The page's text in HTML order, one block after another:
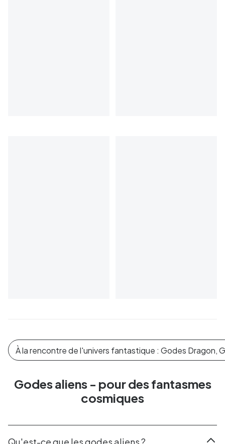
À la rencontre de l'univers fantastique : Godes Dragon,
Godes aliens - pour des fantasmes
cosmiques
Qu'est-ce que les godes aliens ?